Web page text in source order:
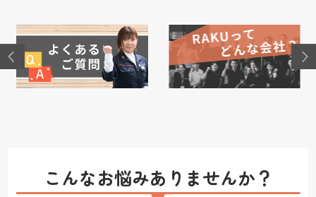
こんなお悩みありませんか？